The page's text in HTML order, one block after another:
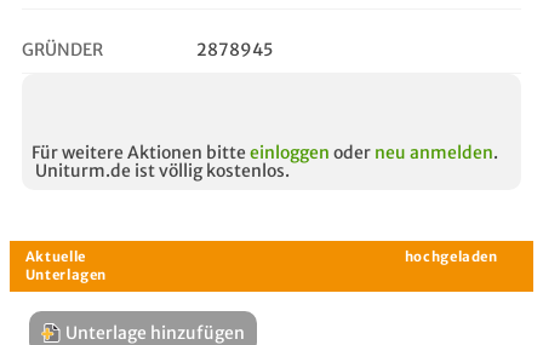
GRÜNDER 2878945
Für weitere Aktionen bitte einloggen oder neu anmelden.
Uniturm.de ist völlig kostenlos.
Unterlage hinzufügen